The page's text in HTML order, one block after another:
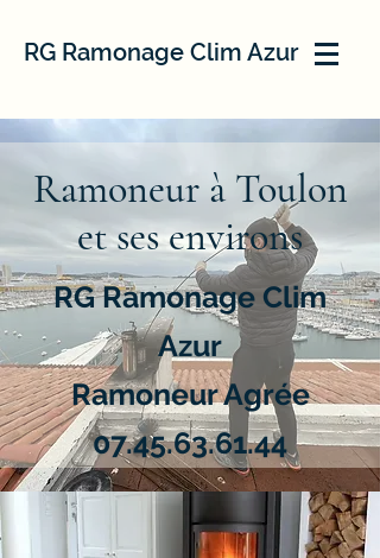
RG Ramonage Clim Azur
Ramoneur à Toulon
et ses environs
RG Ramonage Clim
Azur
Ramoneur Agrée
07.45.63.61.44